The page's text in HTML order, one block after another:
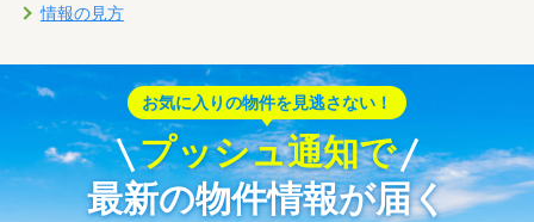
情報の見方
お気に入りの物件を見逃さない！
プッシュ通知で
最新の物件情報が届く